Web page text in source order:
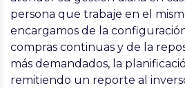
persona que trabaje en el
encargamos de la
compras continuas y de la
más demandados, la
remitiendo un reporte al